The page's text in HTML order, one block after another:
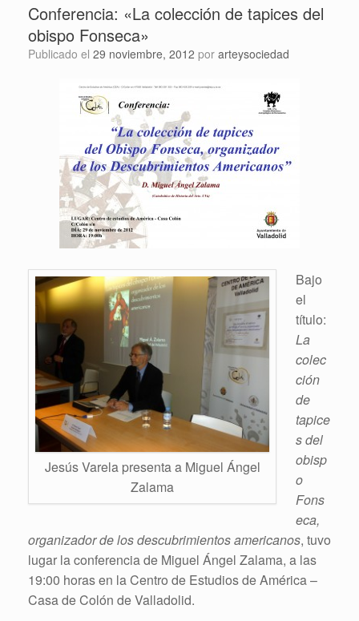
Conferencia: «La colección de tapices del
obispo Fonseca»
Publicado el 29 noviembre, 2012 por arteysociedad
Jesús Varela presenta a Miguel Ángel
Zalama
Bajo
el
título:
La
colec
ción
de
tapice
s del
obisp
o
Fons
eca,
organizador de los descubrimientos americanos, tuvo
lugar la conferencia de Miguel Ángel Zalama, a las
19:00 horas en la Centro de Estudios de América –
Casa de Colón de Valladolid.